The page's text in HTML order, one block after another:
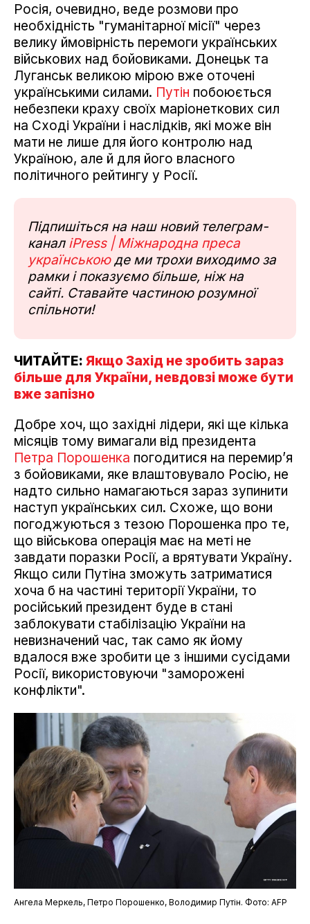
Росія, очевидно, веде розмови про
необхідність "гуманітарної місії" через
велику ймовірність перемоги українських
військових над бойовиками. Донецьк та
Луганськ великою мірою вже оточені
українськими силами. Путін побоюється
небезпеки краху своїх маріонеткових сил
на Сході України і наслідків, які може він
мати не лише для його контролю над
Україною, але й для його власного
політичного рейтингу у Росії.
Підпишіться на наш новий телеграм-
канал iPress | Міжнародна преса
українськоюде ми трохи виходимо за
рамки і показуємо більше, ніж на
сайті. Ставайте частиною розумної
спільноти!
ЧИТАЙТЕ: Якщо Захід не зробить зараз
більше для України, невдовзі може бути
вже запізно
Добре хоч, що західні лідери, які ще кілька
місяців тому вимагали від президента
Петра Порошенка погодитися на перемир’я
з бойовиками, яке влаштовувало Росію, не
надто сильно намагаються зараз зупинити
наступ українських сил. Схоже, що вони
погоджуються з тезою Порошенка про те,
що військова операція має на меті не
завдати поразки Росії, а врятувати Україну.
Якщо сили Путіна зможуть затриматися
хоча б на частині території України, то
російський президент буде в стані
заблокувати стабілізацію України на
невизначений час, так само як йому
вдалося вже зробити це з іншими сусідами
Росії, використовуючи "заморожені
конфлікти".
Ангела Меркель, Петро Порошенко, Володимир Путін. Фото: AFP